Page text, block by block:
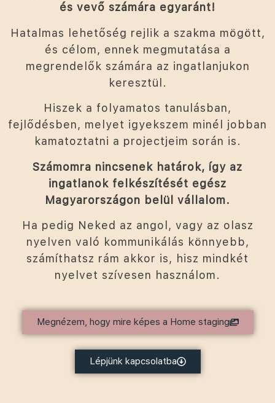
és vevő számára egyaránt!
Hatalmas lehetőség rejlik a szakma mögött,
és célom, ennek megmutatása a
megrendelők számára az ingatlanjukon
keresztül.
Hiszek a folyamatos tanulásban,
fejlődésben, melyet igyekszem minél jobban
kamatoztatni a projectjeim során is.
Számomra nincsenek határok, így az
ingatlanok felkészítését egész
Magyarországon belül vállalom.
Ha pedig Neked az angol, vagy az olasz
nyelven való kommunikálás könnyebb,
számíthatsz rám akkor is, hisz mindkét
nyelvet szívesen használom.
Megnézem, hogy mire képes a Home staging
Lépjünk kapcsolatba